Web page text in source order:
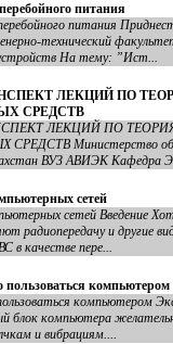
питания
питания
технический
На тему: ”Ист...
ЛЕКЦИЙ ПО
СРЕДСТВ
ЛЕКЦИЙ ПО
Министерство
ВУЗ АВИЭК Кафедра
сетей
сетей Введение
радиопередачу и другие
в качестве пере...
компьютером
компьютером
блок компьютера
и вибрациям....